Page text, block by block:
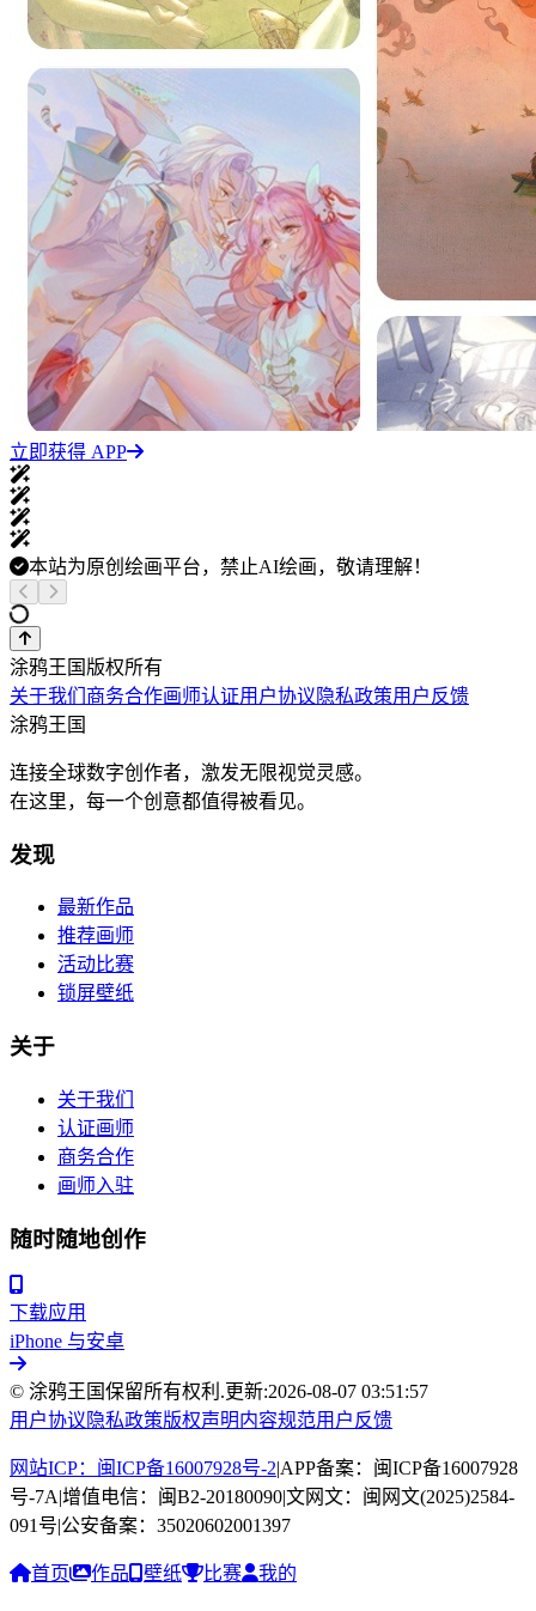
立即获得 APP
本站为原创绘画平台，禁止AI绘画，敬请理解！
涂鸦王国版权所有
关于我们 商务合作画师认证用户协议 隐私政策用户反馈
涂鸦王国
连接全球数字创作者，激发无限视觉灵感。
在这里，每一个创意都值得被看见。
发现
最新作品
推荐画师
活动比赛
锁屏壁纸
关于
关于我们
认证画师
商务合作
画师入驻
随时随地创作
下载应用
iPhone 与安卓
© 涂鸦王国保留所有权利.更新:2026-08-07 03:51:57
用户协议 隐私政策版权声明内容规范用户反馈
网站ICP：闽ICP备16007928号-2|APP备案：闽ICP备16007928
号-7A|增值电信：闽B2-20180090|文网文：闽网文(2025)2584-
091号|公安备案：35020602001397
首页 作品 壁纸 比赛 我的